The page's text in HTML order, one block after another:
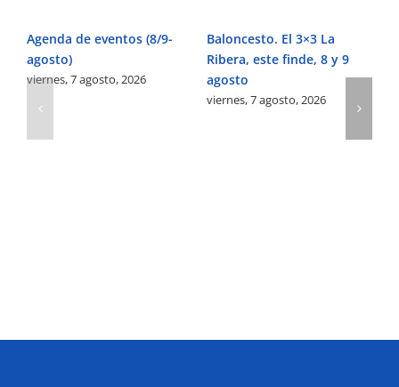
Agenda de eventos (8/9-
agosto)
viernes, 7 agosto, 2026
Baloncesto. El 3×3 La
Ribera, este finde, 8 y 9
agosto
viernes, 7 agosto, 2026